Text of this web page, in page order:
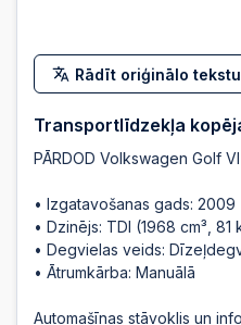
Rādīt oriģinālo tekstu
Transportlīdzekļa
PĀRDOD Volkswagen Golf VI
• Izgatavošanas gads: 2009
• Dzinējs: TDI (1968 cm³, 81
• Degvielas veids:
• Ātrumkārba: Manuālā
Automašīnas stāvoklis un